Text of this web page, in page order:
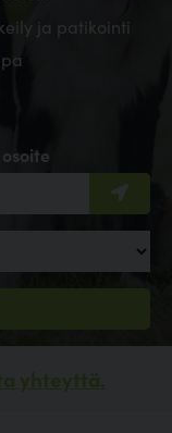
ja patikointi
yhteyttä.